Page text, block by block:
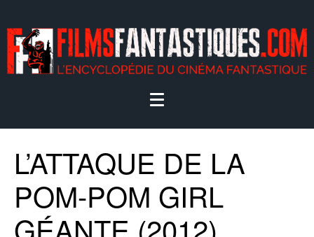
L’ATTAQUE DE LA
POM-POM GIRL
GÉANTE (2012)